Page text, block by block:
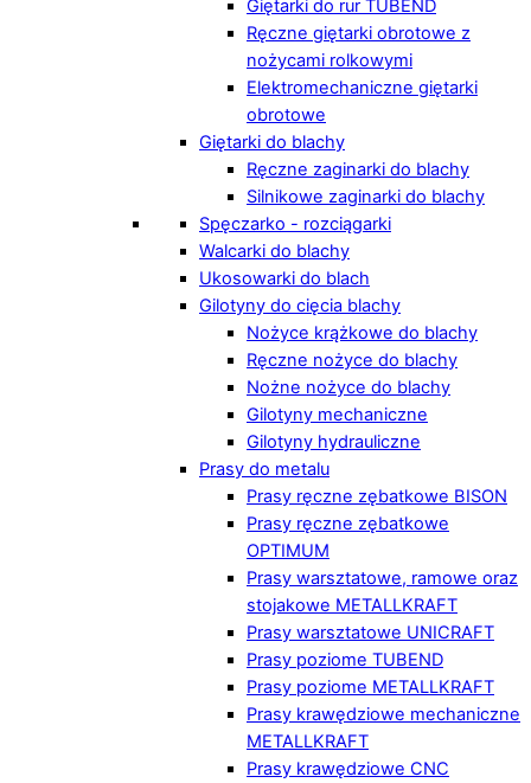
Giętarki do rur TUBEND
Ręczne giętarki obrotowe z
nożycami rolkowymi
Elektromechaniczne giętarki
obrotowe
Giętarki do blachy
Ręczne zaginarki do blachy
Silnikowe zaginarki do blachy
Spęczarko - rozciągarki
Walcarki do blachy
Ukosowarki do blach
Gilotyny do cięcia blachy
Nożyce krążkowe do blachy
Ręczne nożyce do blachy
Nożne nożyce do blachy
Gilotyny mechaniczne
Gilotyny hydrauliczne
Prasy do metalu
Prasy ręczne zębatkowe BISON
Prasy ręczne zębatkowe
OPTIMUM
Prasy warsztatowe, ramowe oraz
stojakowe METALLKRAFT
Prasy warsztatowe UNICRAFT
Prasy poziome TUBEND
Prasy poziome METALLKRAFT
Prasy krawędziowe mechaniczne
METALLKRAFT
Prasy krawędziowe CNC